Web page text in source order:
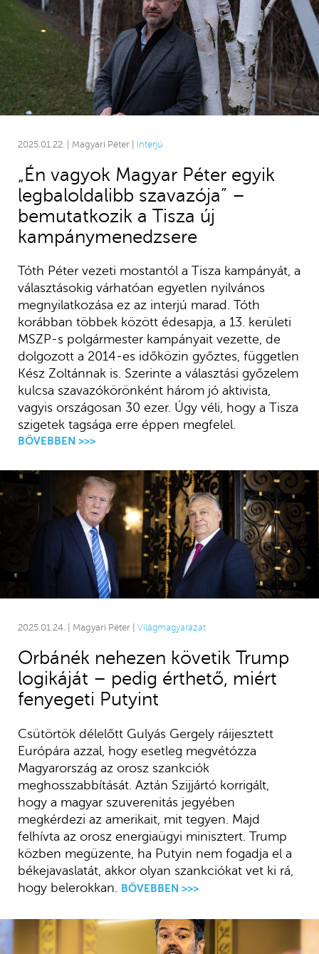
2025.01.24. | Magyari Péter | Világmagyarázat
Orbánék nehezen követik Trump
logikáját – pedig érthető, miért
fenyegeti Putyint
Csütörtök délelőtt Gulyás Gergely ráijesztett
Európára azzal, hogy esetleg megvétózza
Magyarország az orosz szankciók
meghosszabbítását. Aztán Szijjártó korrigált,
hogy a magyar szuverenitás jegyében
megkérdezi az amerikait, mit tegyen. Majd
felhívta az orosz energiaügyi minisztert. Trump
közben megüzente, ha Putyin nem fogadja el a
békejavaslatát, akkor olyan szankciókat vet ki rá,
hogy belerokkan. BŐVEBBEN >>>
2025.01.22. | Magyari Péter | Interjú
„Én vagyok Magyar Péter egyik
legbaloldalibb szavazója” –
bemutatkozik a Tisza új
kampánymenedzsere
Tóth Péter vezeti mostantól a Tisza kampányát, a
választásokig várhatóan egyetlen nyilvános
megnyilatkozása ez az interjú marad. Tóth
korábban többek között édesapja, a 13. kerületi
MSZP-s polgármester kampányait vezette, de
dolgozott a 2014-es időközin győztes, független
Kész Zoltánnak is. Szerinte a választási győzelem
kulcsa szavazókörönként három jó aktivista,
vagyis országosan 30 ezer. Úgy véli, hogy a Tisza
szigetek tagsága erre éppen megfelel.
BŐVEBBEN >>>